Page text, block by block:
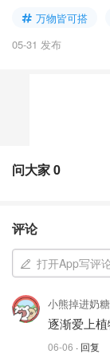
万物皆可搭
05-31 发布
问大家0
评论
打开App写评
小熊掉进奶
逐渐爱上
06-06 · 回复